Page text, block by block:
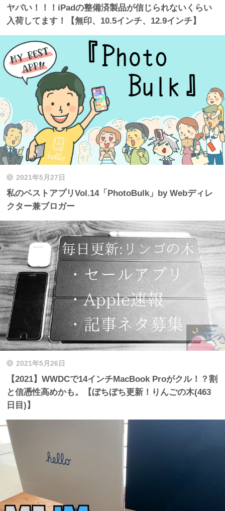
ヤバい！！！iPadの整備済製品が信じられないくらい
入荷してます！【無印、10.5インチ、12.9インチ】
2021年5月27日
私のベストアプリVol.14「PhotoBulk」by Webディレ
クター兼ブロガー
2021年5月26日
【2021】WWDCで14インチMacBook Proがクル！？割
と信憑性高めかも。【ぼちぼち更新！りんごの木(463
日目)】